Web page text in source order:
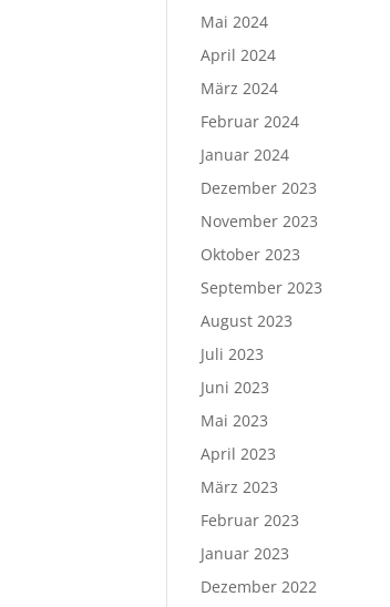
Mai 2024
April 2024
März 2024
Februar 2024
Januar 2024
Dezember 2023
November 2023
Oktober 2023
September 2023
August 2023
Juli 2023
Juni 2023
Mai 2023
April 2023
März 2023
Februar 2023
Januar 2023
Dezember 2022